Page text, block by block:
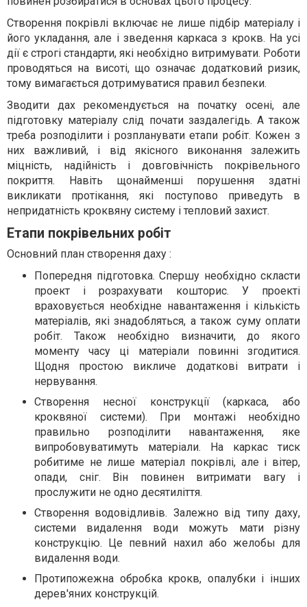
Створення покрівлі включає не лише підбір матеріалу і
його укладання, але і зведення каркаса з крокв. На усі
дії є строгі стандарти, які необхідно витримувати. Роботи
проводяться на висоті, що означає додатковий ризик,
тому вимагається дотримуватися правил безпеки.
Зводити дах рекомендується на початку осені, але
підготовку матеріалу слід почати заздалегідь. А також
треба розподілити і розпланувати етапи робіт. Кожен з
них важливий, і від якісного виконання залежить
міцність, надійність і довговічність покрівельного
покриття. Навіть щонайменші порушення здатні
викликати протікання, які поступово приведуть в
непридатність кроквяну систему і тепловий захист.
Етапи покрівельних робіт
Основний план створення даху :
Попередня підготовка. Спершу необхідно скласти
проект і розрахувати кошторис. У проекті
враховується необхідне навантаження і кількість
матеріалів, які знадобляться, а також суму оплати
робіт. Також необхідно визначити, до якого
моменту часу ці матеріали повинні згодитися.
Щодня простою викличе додаткові витрати і
нервування.
Створення несної конструкції (каркаса, або
кроквяної системи). При монтажі необхідно
правильно розподілити навантаження, яке
випробовуватимуть матеріали. На каркас тиск
робитиме не лише матеріал покрівлі, але і вітер,
опади, сніг. Він повинен витримати вагу і
прослужити не одно десятиліття.
Створення водовідливів. Залежно від типу даху,
системи видалення води можуть мати різну
конструкцію. Це певний нахил або желобы для
видалення води.
Протипожежна обробка крокв, опалубки і інших
дерев'яних конструкцій.